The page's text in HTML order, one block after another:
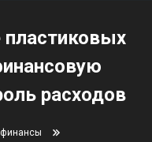
пластиковых
расходов